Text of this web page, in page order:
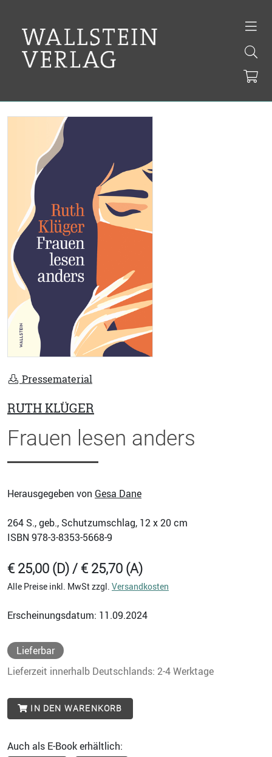
Pressematerial
RUTH KLÜGER
Frauen lesen anders
Herausgegeben von Gesa Dane
264 S., geb., Schutzumschlag, 12 x 20 cm
ISBN 978-3-8353-5668-9
€ 25,00 (D) / € 25,70 (A)
Alle Preise inkl. MwSt zzgl. Versandkosten
Erscheinungsdatum: 11.09.2024
Lieferbar
Lieferzeit innerhalb Deutschlands: 2-4 Werktage
IN DEN WARENKORB
Auch als E-Book erhältlich: